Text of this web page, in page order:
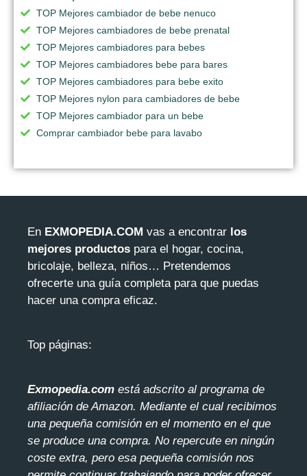
TOP Mejores cambiador de bebe nenuco
TOP Mejores cambiadores de bebe prenatal
TOP Mejores cambiadores para bebes
TOP Mejores cambiadores bebe para bares
TOP Mejores cambiadores para bebe exito
TOP Mejores nylon para cambiadores de bebe
TOP Mejores cambiador para un bebe
Comprar cambiador bebe para lavabo
En EXMOPEDIA.COM vas a encontrar los
mejores productos para el hogar, cocina,
bricolaje, belleza, niños… Pretendemos
ofrecerte una guía completa para que puedas
hacer una compra eficaz.
Top páginas:
Exmopedia.com está adscrito al programa de
afiliación de Amazon. Mediante el cual recibimos
una pequeña comisión en el momento en el que
se produce una compra. No repercute en ningún
coste extra, pero esa pequeña comisión nos